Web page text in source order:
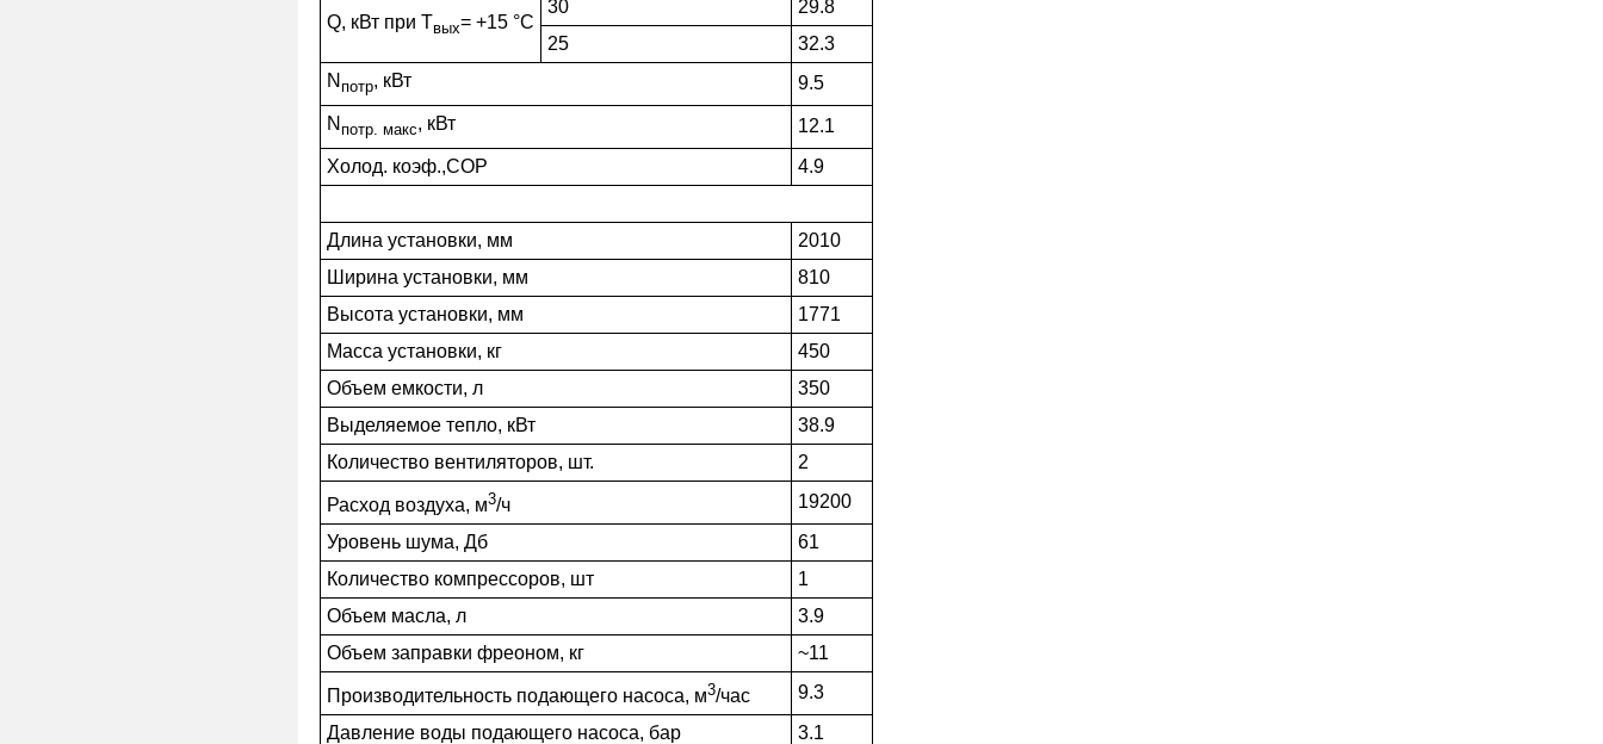
Q, кВт при Твых= +15 °С
30
29.8
25
32.3
N потр, кВт
9.5
N потр. макс, кВт
12.1
Холод. коэф.,COP
4.9
Длина установки, мм
2010
Ширина установки, мм
810
Высота установки, мм
1771
Масса установки, кг
450
Объем емкости, л
350
Выделяемое тепло, кВт
38.9
Количество вентиляторов, шт.
2
Расход воздуха, м3/ч
19200
Уровень шума, Дб
61
Количество компрессоров, шт
1
Объем масла, л
3.9
Объем заправки фреоном, кг
~11
Производительность подающего насоса, м3/час
9.3
Давление воды подающего насоса, бар
3.1